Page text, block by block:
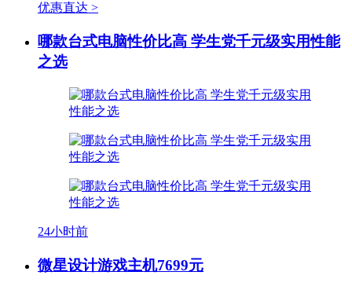
优惠直达 >
哪款台式电脑性价比高 学生党千元级实用性能
之选
24小时前
微星设计游戏主机7699元